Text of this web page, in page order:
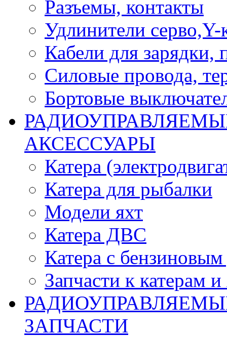
Разъемы, контакты
Удлинители серво,Y-
Кабели для зарядки,
Силовые провода,
Бортовые
АКСЕССУАРЫ
Катера
Катера для рыбалки
Модели яхт
Катера ДВС
Катера с бензиновым
Запчасти к катерам
ЗАПЧАСТИ